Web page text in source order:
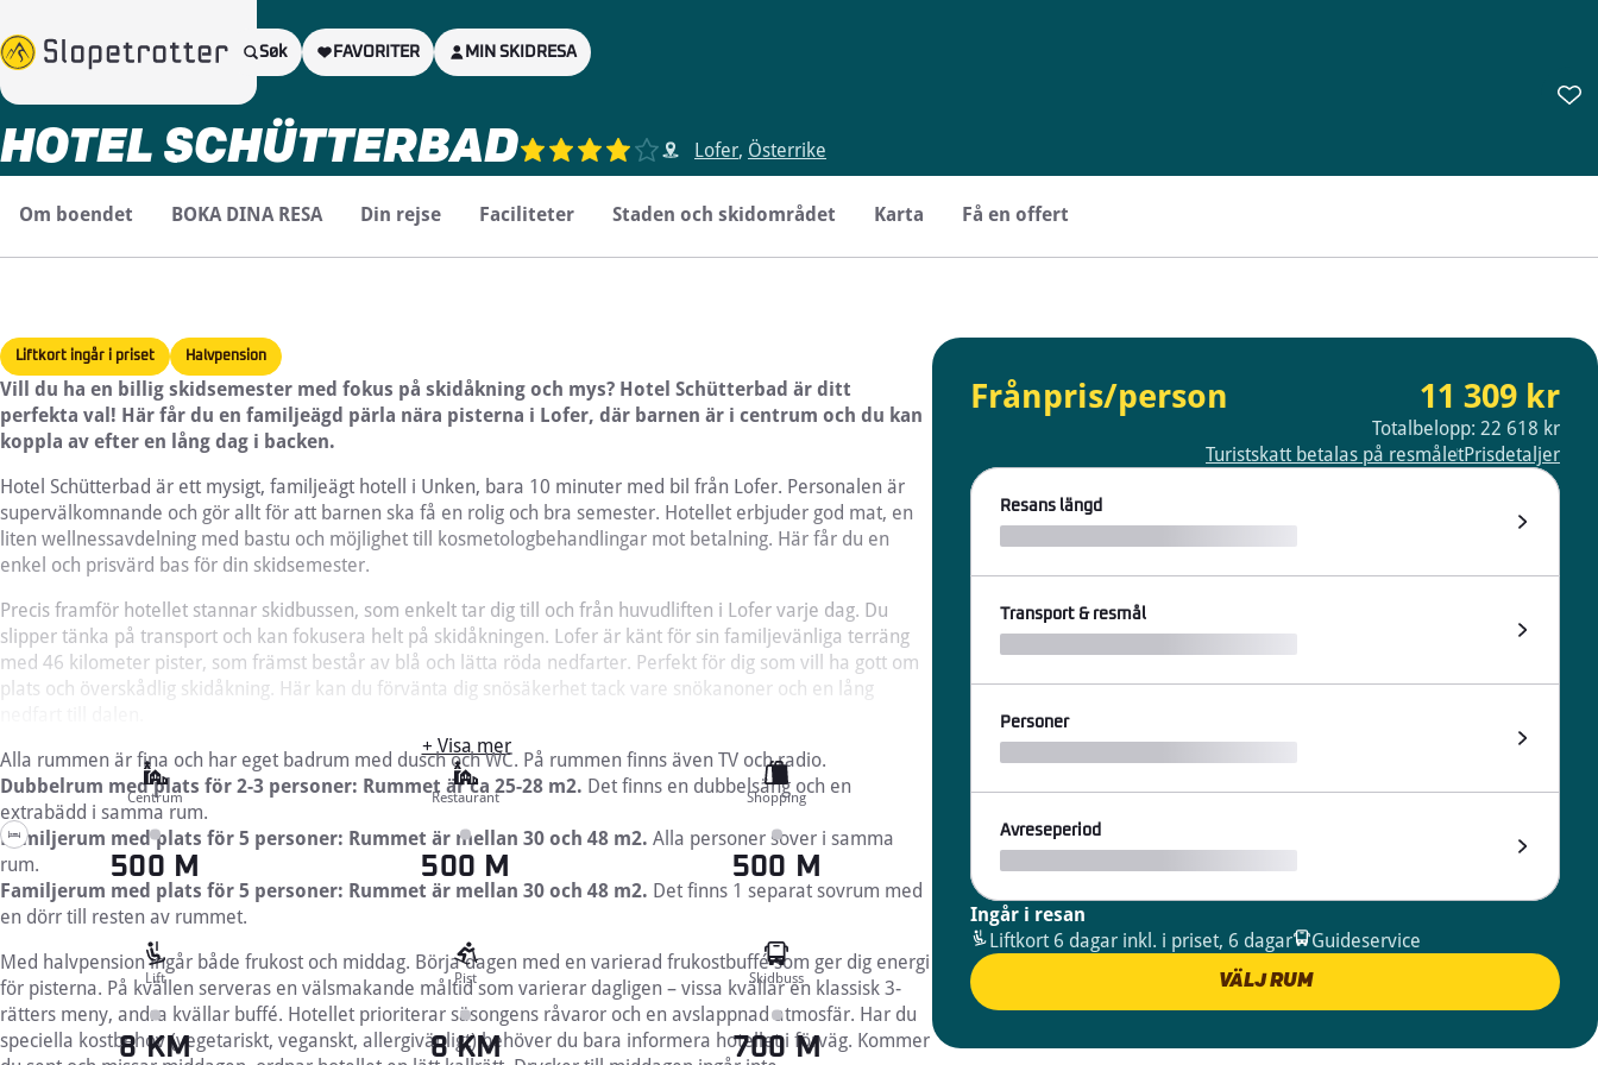
INFO FÅ ET TILBUD SÖK SKIDRESA
Søk FAVORITER MIN SKIDRESA
HOTEL SCHÜTTERBAD Lofer, Österrike
Om boendet BOKA DINA RESA Din rejse Faciliteter Staden och skidområdet Karta Få en offert
Liftkort ingår i priset Halvpension
Vill du ha en billig skidsemester med fokus på skidåkning och mys? Hotel Schütterbad är ditt
perfekta val! Här får du en familjeägd pärla nära pisterna i Lofer, där barnen är i centrum och du kan
koppla av efter en lång dag i backen.
Hotel Schütterbad är ett mysigt, familjeägt hotell i Unken, bara 10 minuter med bil från Lofer. Personalen är
supervälkomnande och gör allt för att barnen ska få en rolig och bra semester. Hotellet erbjuder god mat, en
liten wellnessavdelning med bastu och möjlighet till kosmetologbehandlingar mot betalning. Här får du en
enkel och prisvärd bas för din skidsemester.
Precis framför hotellet stannar skidbussen, som enkelt tar dig till och från huvudliften i Lofer varje dag. Du
slipper tänka på transport och kan fokusera helt på skidåkningen. Lofer är känt för sin familjevänliga terräng
med 46 kilometer pister, som främst består av blå och lätta röda nedfarter. Perfekt för dig som vill ha gott om
plats och överskådlig skidåkning. Här kan du förvänta dig snösäkerhet tack vare snökanoner och en lång
Alla rummen är fina och har eget badrum med dusch och WC. På rummen finns även TV och radio.
Dubbelrum med plats för 2-3 personer: Rummet är ca 25-28 m2. Det finns en dubbelsäng och en
extrabädd i samma rum.
Familjerum med plats för 5 personer: Rummet är mellan 30 och 48 m2. Alla personer sover i samma
rum.
Familjerum med plats för 5 personer: Rummet är mellan 30 och 48 m2. Det finns 1 separat sovrum med
en dörr till resten av rummet.
Med halvpension ingår både frukost och middag. Börja dagen med en varierad frukostbuffé som ger dig energi
för pisterna. På kvällen serveras en välsmakande måltid som varierar dagligen – vissa kvällar en klassisk 3-
rätters meny, andra kvällar buffé. Hotellet prioriterar säsongens råvaror och en avslappnad atmosfär. Har du
speciella kostbehov (vegetariskt, veganskt, allergivänligt) behöver du bara informera hotellet i förväg. Kommer
+ Visa mer
Centrum
500 M
Restaurant
500 M
Shopping
500 M
Skidbuss
700 M
Pist
8 KM
Lift
8 KM
Frånpris/person 11 309 kr
Totalbelopp: 22 618 kr
Turistskatt betalas på resmåletPrisdetaljer
Resans längd
Transport & resmål
Personer
Avreseperiod
Ingår i resan
Liftkort 6 dagar inkl. i priset, 6 dagar Guideservice
VÄLJ RUM